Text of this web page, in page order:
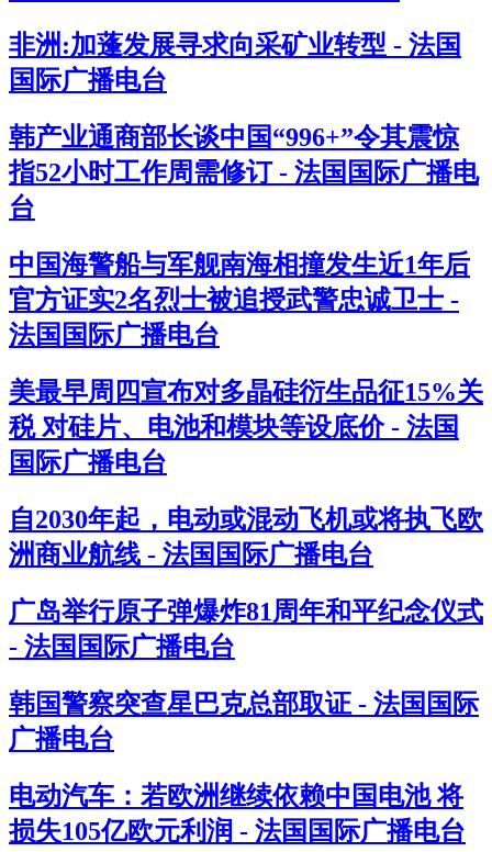
非洲:加蓬发展寻求向采矿业转型 - 法国
国际广播电台
韩产业通商部长谈中国“996+”令其震惊
指52小时工作周需修订 - 法国国际广播电
台
中国海警船与军舰南海相撞发生近1年后
官方证实2名烈士被追授武警忠诚卫士 -
法国国际广播电台
美最早周四宣布对多晶硅衍生品征15%关
税 对硅片、电池和模块等设底价 - 法国
国际广播电台
自2030年起，电动或混动飞机或将执飞欧
洲商业航线 - 法国国际广播电台
广岛举行原子弹爆炸81周年和平纪念仪式
- 法国国际广播电台
韩国警察突查星巴克总部取证 - 法国国际
广播电台
电动汽车：若欧洲继续依赖中国电池 将
损失105亿欧元利润 - 法国国际广播电台